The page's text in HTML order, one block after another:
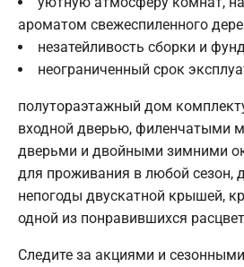
ароматом свежеспиленного
незатейливость сборки и
неограниченный срок
полутораэтажный дом
входной дверью, филенчатыми
дверьми и двойными зимними
для проживания в любой сезон,
непогоды двускатной крышей,
одной из понравившихся
Следите за акциями и